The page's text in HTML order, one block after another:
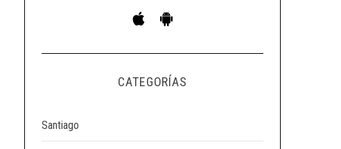
CATEGORÍAS
Santiago